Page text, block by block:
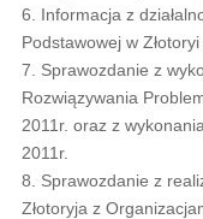
6. Informacja z
Podstawowej w
7. Sprawozdanie z
Rozwiązywania
2011r. oraz z
2011r.
8. Sprawozdanie z
Złotoryja z